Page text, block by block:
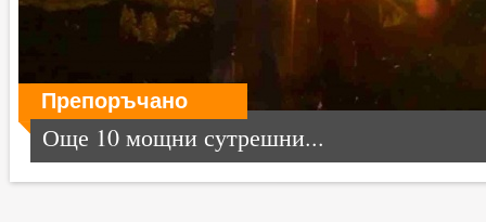
Препоръчано
Още 10 мощни сутрешни...